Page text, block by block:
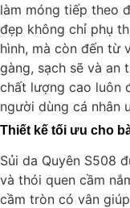
làm móng tiếp theo
đẹp không chỉ phụ
hình, mà còn đến từ
gàng, sạch sẽ và an
chất lượng cao luôn
người dùng cá nhân
Thiết kế tối ưu cho
Sủi da Quyên S508
và thói quen cầm
cầm tròn có vân